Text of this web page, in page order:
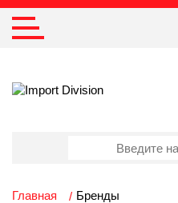
Главная Бренды